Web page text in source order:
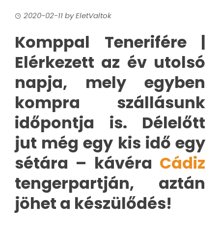
2020-02-11byEletValtok
Komppal Tenerifére |
Elérkezett az év utolsó
napja, mely egyben
kompra szállásunk
időpontja is. Délelőtt
jut még egy kis idő egy
sétára – kávéra Cádiz
tengerpartján, aztán
jöhet a készülődés!